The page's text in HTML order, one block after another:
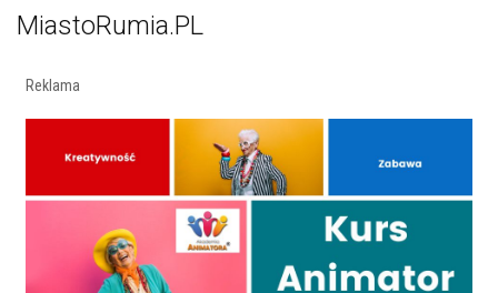
MiastoRumia.PL
Reklama